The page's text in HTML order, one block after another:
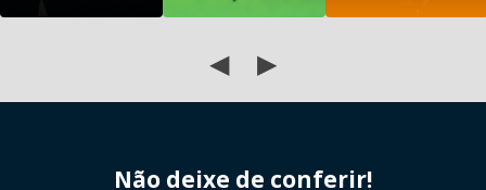
◀ ▶
Não deixe de conferir!